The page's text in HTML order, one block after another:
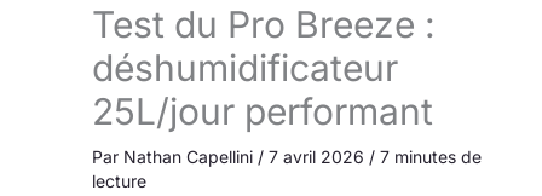
Test du Pro Breeze :
déshumidificateur
25L/jour performant
Par Nathan Capellini / 7 avril 2026 / 7 minutes de
lecture